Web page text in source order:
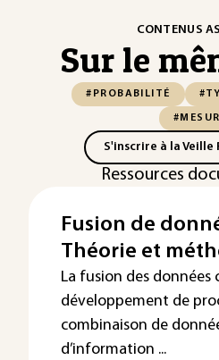
CONTENUS
Sur le
#PROBABILITÉ
S'inscrire à la Veille
Ressources
Fusion de
Théorie et
La fusion des données
développement de
combinaison de
d’information ...